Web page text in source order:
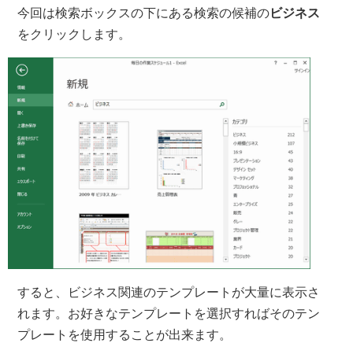
今回は検索ボックスの下にある検索の候補のビジネス
をクリックします。
すると、ビジネス関連のテンプレートが大量に表示さ
れます。お好きなテンプレートを選択すればそのテン
プレートを使用することが出来ます。